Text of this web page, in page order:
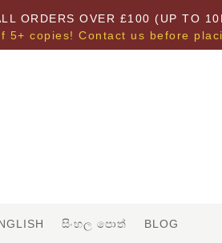
ORDERS OVER £100 (UP TO
5+ copies! Contact us before
සිංහල පොත් BLOG